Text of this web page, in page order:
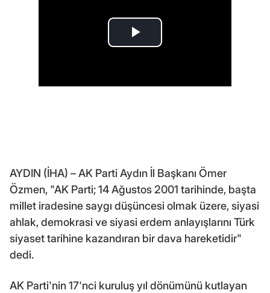
AYDIN (İHA) – AK Parti Aydın İl Başkanı Ömer
Özmen, "AK Parti; 14 Ağustos 2001 tarihinde, başta
millet iradesine saygı düşüncesi olmak üzere, siyasi
ahlak, demokrasi ve siyasi erdem anlayışlarını Türk
siyaset tarihine kazandıran bir dava hareketidir"
dedi.
AK Parti'nin 17'nci kuruluş yıl dönümünü kutlayan